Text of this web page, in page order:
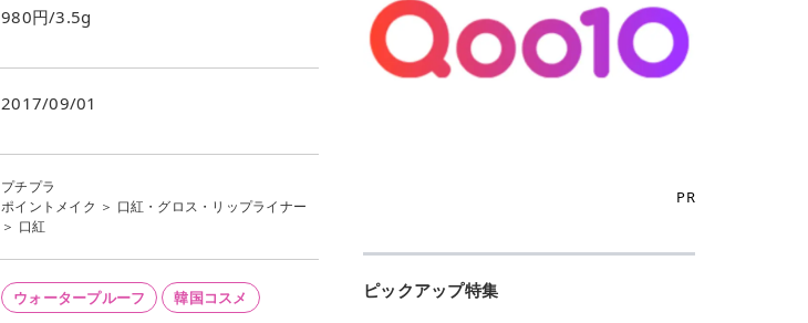
980円/3.5g
2017/09/01
プチプラ
ポイントメイク ＞ 口紅・グロス・リップライナー
＞ 口紅
ウォータープルーフ 韓国コスメ
PR
ピックアップ特集